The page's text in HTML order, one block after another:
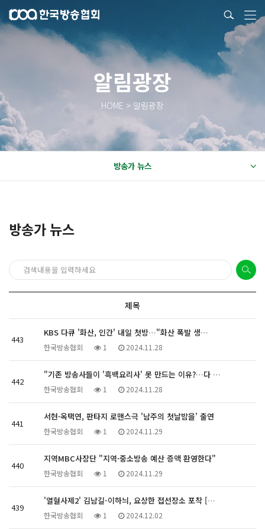
알림광장
HOME > 알림광장
방송가 뉴스
방송가 뉴스
제목
443
KBS 다큐 '화산, 인간' 내일 첫방…"화산 폭발 생…
한국방송협회 1 2024.11.28
442
"기존 방송사들이 '흑백요리사' 못 만드는 이유?…다 …
한국방송협회 1 2024.11.28
441
서현·옥택연, 판타지 로맨스극 '남주의 첫날밤을' 출연
한국방송협회 1 2024.11.29
440
지역MBC사장단 "지역·중소방송 예산 증액 환영한다"
한국방송협회 1 2024.11.29
439
'열혈사제2' 김남길-이하늬, 요상한 접선장소 포착 […
한국방송협회 1 2024.12.02